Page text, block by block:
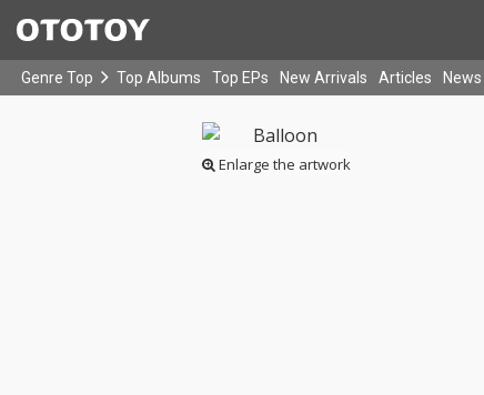
Genre Top Top Albums Top EPs New Arrivals Articles News
Enlarge the artwork